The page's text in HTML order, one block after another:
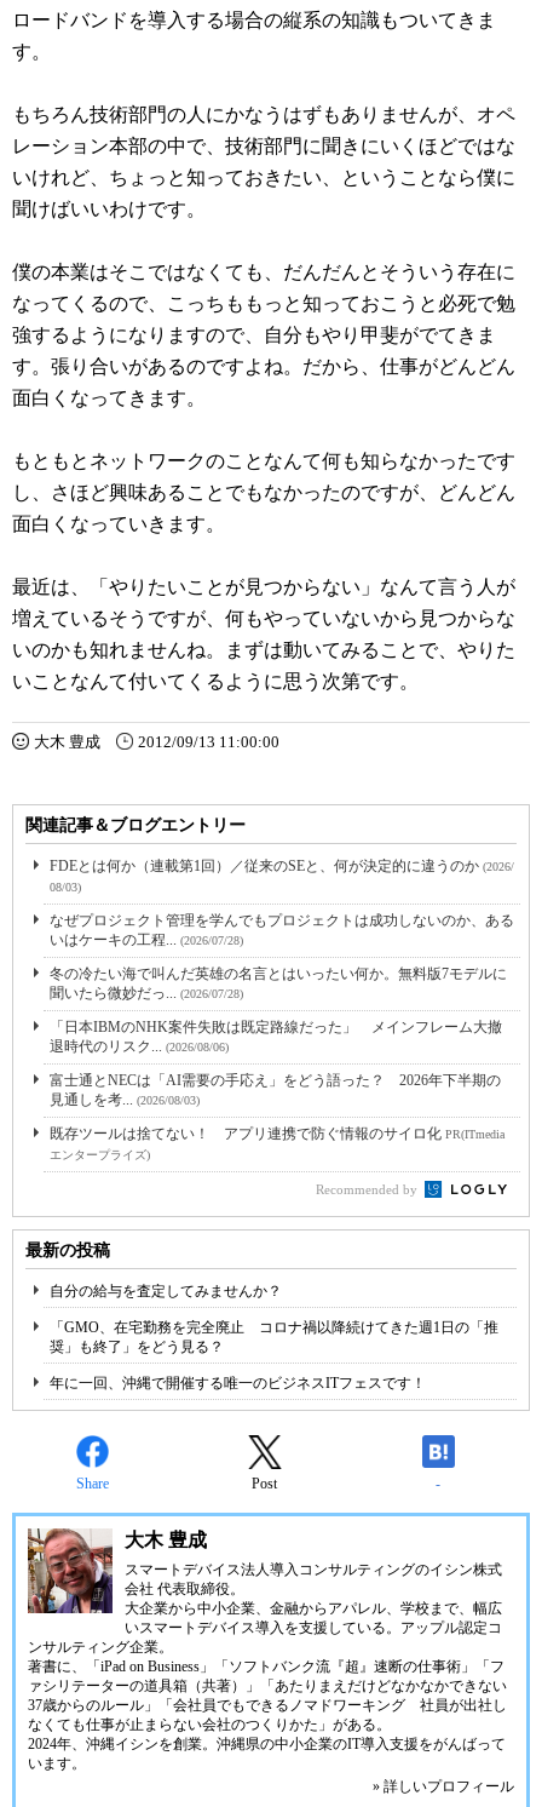
ロードバンドを導入する場合の縦系の知識もついてきま
す。
もちろん技術部門の人にかなうはずもありませんが、オペ
レーション本部の中で、技術部門に聞きにいくほどではな
いけれど、ちょっと知っておきたい、ということなら僕に
聞けばいいわけです。
僕の本業はそこではなくても、だんだんとそういう存在に
なってくるので、こっちももっと知っておこうと必死で勉
強するようになりますので、自分もやり甲斐がでてきま
す。張り合いがあるのですよね。だから、仕事がどんどん
面白くなってきます。
もともとネットワークのことなんて何も知らなかったです
し、さほど興味あることでもなかったのですが、どんどん
面白くなっていきます。
最近は、「やりたいことが見つからない」なんて言う人が
増えているそうですが、何もやっていないから見つからな
いのかも知れませんね。まずは動いてみることで、やりた
いことなんて付いてくるように思う次第です。
大木 豊成 2012/09/13 11:00:00
関連記事＆ブログエントリー
FDEとは何か（連載第1回）／従来のSEと、何が決定的に違うのか (2026/
08/03)
なぜプロジェクト管理を学んでもプロジェクトは成功しないのか、ある
いはケーキの工程... (2026/07/28)
冬の冷たい海で叫んだ英雄の名言とはいったい何か。無料版7モデルに
聞いたら微妙だっ... (2026/07/28)
「日本IBMのNHK案件失敗は既定路線だった」 メインフレーム大撤
退時代のリスク... (2026/08/06)
富士通とNECは「AI需要の手応え」をどう語った？ 2026年下半期の
見通しを考... (2026/08/03)
既存ツールは捨てない！ アプリ連携で防ぐ情報のサイロ化 PR(ITmedia
エンタープライズ)
Recommended by
最新の投稿
自分の給与を査定してみませんか？
「GMO、在宅勤務を完全廃止 コロナ禍以降続けてきた週1日の「推
奨」も終了」をどう見る？
年に一回、沖縄で開催する唯一のビジネスITフェスです！
Share Post -
大木 豊成
スマートデバイス法人導入コンサルティングのイシン株式
会社 代表取締役。
大企業から中小企業、金融からアパレル、学校まで、幅広
いスマートデバイス導入を支援している。アップル認定コ
ンサルティング企業。
著書に、「iPad on Business」「ソフトバンク流『超』速断の仕事術」「フ
ァシリテーターの道具箱（共著）」「あたりまえだけどなかなかできない
37歳からのルール」「会社員でもできるノマドワーキング 社員が出社し
なくても仕事が止まらない会社のつくりかた」がある。
2024年、 沖縄イシンを創業。沖縄県の中小企業のIT導入支援をがんばって
います。
» 詳しいプロフィール